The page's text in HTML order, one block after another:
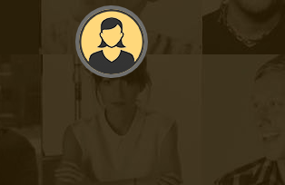
Monsieur D.Z (Bordeaux, élève
en première S)